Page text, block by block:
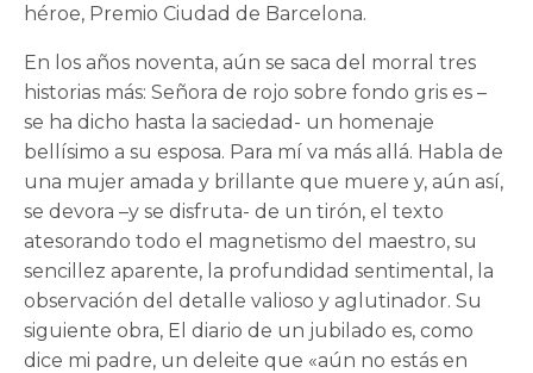
héroe, Premio Ciudad de Barcelona.
En los años noventa, aún se saca del morral tres
historias más: Señora de rojo sobre fondo gris es –
se ha dicho hasta la saciedad- un homenaje
bellísimo a su esposa. Para mí va más allá. Habla de
una mujer amada y brillante que muere y, aún así,
se devora –y se disfruta- de un tirón, el texto
atesorando todo el magnetismo del maestro, su
sencillez aparente, la profundidad sentimental, la
observación del detalle valioso y aglutinador. Su
siguiente obra, El diario de un jubilado es, como
dice mi padre, un deleite que «aún no estás en